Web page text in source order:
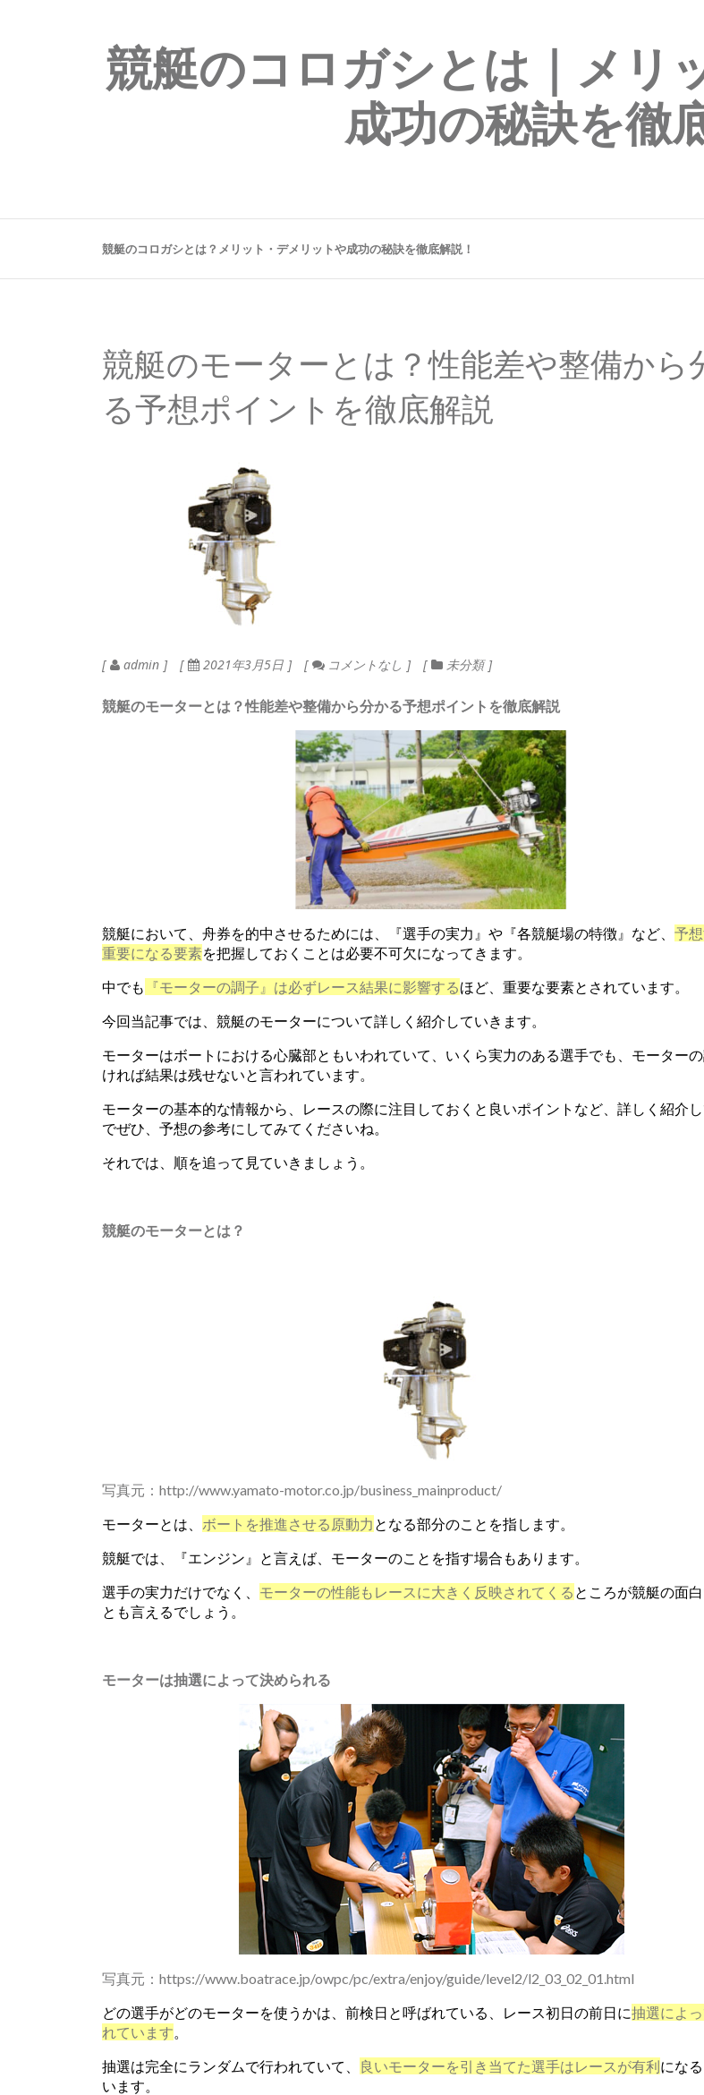
競艇のコロガシとは｜メリ
成功の秘訣を徹
競艇のコロガシとは？メリット・デメリットや成功の秘訣を徹底解説！
競艇のモーターとは？性能差や整備から
る予想ポイントを徹底解説
admin 2021年3月5日 コメントなし 未分類
競艇のモーターとは？性能差や整備から分かる予想ポイントを徹底解説
競艇において、舟券を的中させるためには、『選手の実力』や『各競艇場の特徴』など、 予
重要になる要素を把握しておくことは必要不可欠になってきます。
中でも 『モーターの調子』は必ずレース結果に影響するほど、重要な要素とされています。
今回当記事では、競艇のモーターについて詳しく紹介していきます。
モーターはボートにおける心臓部ともいわれていて、いくら実力のある選手でも、モーター
ければ結果は残せないと言われています。
モーターの基本的な情報から、レースの際に注目しておくと良いポイントなど、詳しく紹介
でぜひ、予想の参考にしてみてくださいね。
それでは、順を追って見ていきましょう。
競艇のモーターとは？
写真元： http://www.yamato-motor.co.jp/business_mainproduct/
モーターとは、 ボートを推進させる原動力 となる部分のことを指します。
競艇では、『エンジン』と言えば、モーターのことを指す場合もあります。
選手の実力だけでなく、 モーターの性能もレースに大きく反映されてくる ところが競艇の面
とも言えるでしょう。
モーターは抽選によって決められる
写真元： https://www.boatrace.jp/owpc/pc/extra/enjoy/guide/level2/l2_03_02_01.html
どの選手がどのモーターを使うかは、前検日と呼ばれている、レース初日の前日に抽選によ
れています。
抽選は完全にランダムで行われていて、
良いモーターを引き当てた選手はレースが有利にな
います。